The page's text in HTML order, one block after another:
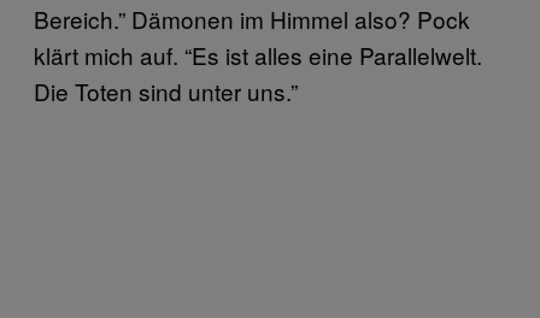
Bereich.” Dämonen im Himmel also? Pock
klärt mich auf. “Es ist alles eine Parallelwelt.
Die Toten sind unter uns.”